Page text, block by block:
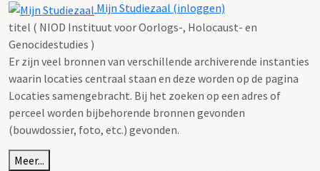
Mijn Studiezaal (inloggen)
titel ( NIOD Instituut voor Oorlogs-, Holocaust- en
Genocidestudies )
Er zijn veel bronnen van verschillende archiverende instanties
waarin locaties centraal staan en deze worden op de pagina
Locaties samengebracht. Bij het zoeken op een adres of
perceel worden bijbehorende bronnen gevonden
(bouwdossier, foto, etc.) gevonden.
Meer...